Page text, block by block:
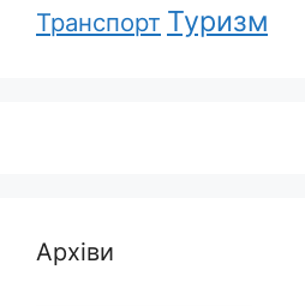
Транспорт Туризм
Архіви